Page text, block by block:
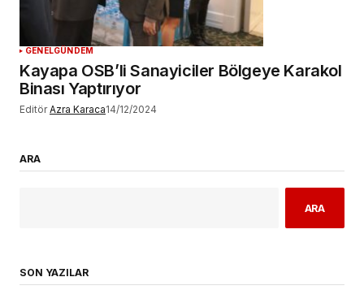
GENELGÜNDEM
Kayapa OSB’li Sanayiciler Bölgeye Karakol
Binası Yaptırıyor
Editör Azra Karaca14/12/2024
ARA
ARA
SON YAZILAR